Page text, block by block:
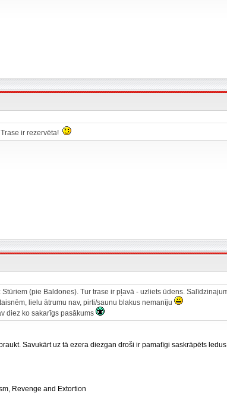
Trase ir rezervēta!
(pie Baldones). Tur trase ir pļavā - uzliets ūdens.
lielu ātrumu nav, pirti/saunu blakus nemanīju
diez ko sakarīgs pasākums
Savukārt uz tā ezera diezgan droši ir pamatīgi saskrāpēts
Revenge and Extortion